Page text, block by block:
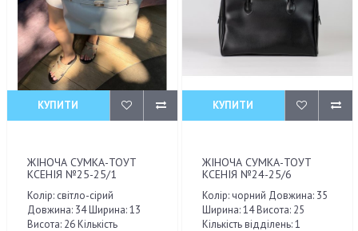
КУПИТИ
ЖІНОЧА СУМКА-ТОУТ
КСЕНІЯ №25-25/1
Колір: світло-сірий
Довжина: 34 Ширина: 13
Висота: 26 Кількість
КУПИТИ
ЖІНОЧА СУМКА-ТОУТ
КСЕНІЯ №24-25/6
Колір: чорний Довжина: 35
Ширина: 14 Висота: 25
Кількість відділень: 1